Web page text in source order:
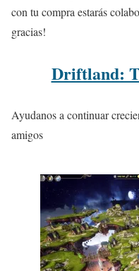
con tu compra estarás
gracias!
Driftland:
Ayudanos a continuar
amigos